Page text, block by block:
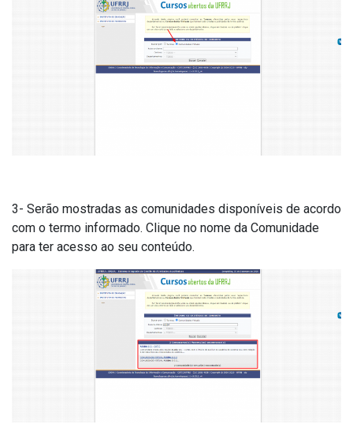
3- Serão mostradas as comunidades disponíveis de acordo
com o termo informado. Clique no nome da Comunidade
para ter acesso ao seu conteúdo.